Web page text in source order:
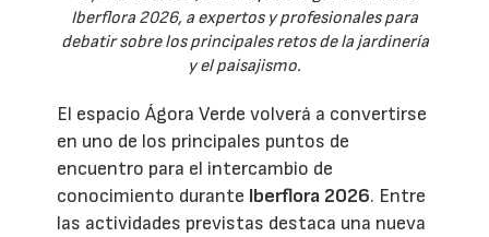
Iberflora 2026, a expertos y profesionales para
debatir sobre los principales retos de la jardinería
y el paisajismo.
El espacio Ágora Verde volverá a convertirse
en uno de los principales puntos de
encuentro para el intercambio de
conocimiento durante Iberflora 2026. Entre
las actividades previstas destaca una nueva